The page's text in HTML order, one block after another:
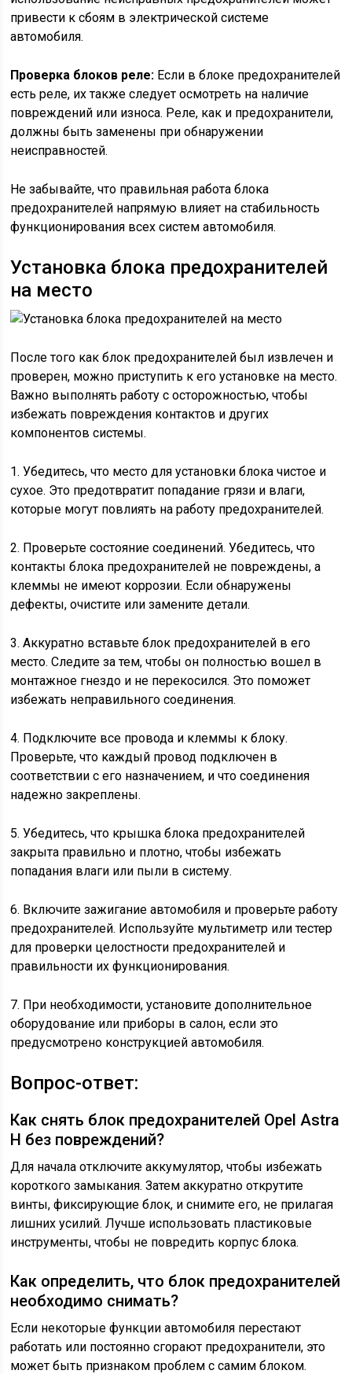
привести к сбоям в электрической системе
автомобиля.
Проверка блоков реле: Если в блоке предохранителей
есть реле, их также следует осмотреть на наличие
повреждений или износа. Реле, как и предохранители,
должны быть заменены при обнаружении
неисправностей.
Не забывайте, что правильная работа блока
предохранителей напрямую влияет на стабильность
функционирования всех систем автомобиля.
Установка блока предохранителей
на место
После того как блок предохранителей был извлечен и
проверен, можно приступить к его установке на место.
Важно выполнять работу с осторожностью, чтобы
избежать повреждения контактов и других
компонентов системы.
1. Убедитесь, что место для установки блока чистое и
сухое. Это предотвратит попадание грязи и влаги,
которые могут повлиять на работу предохранителей.
2. Проверьте состояние соединений. Убедитесь, что
контакты блока предохранителей не повреждены, а
клеммы не имеют коррозии. Если обнаружены
дефекты, очистите или замените детали.
3. Аккуратно вставьте блок предохранителей в его
место. Следите за тем, чтобы он полностью вошел в
монтажное гнездо и не перекосился. Это поможет
избежать неправильного соединения.
4. Подключите все провода и клеммы к блоку.
Проверьте, что каждый провод подключен в
соответствии с его назначением, и что соединения
надежно закреплены.
5. Убедитесь, что крышка блока предохранителей
закрыта правильно и плотно, чтобы избежать
попадания влаги или пыли в систему.
6. Включите зажигание автомобиля и проверьте работу
предохранителей. Используйте мультиметр или тестер
для проверки целостности предохранителей и
правильности их функционирования.
7. При необходимости, установите дополнительное
оборудование или приборы в салон, если это
предусмотрено конструкцией автомобиля.
Вопрос-ответ:
Как снять блок предохранителей Opel Astra
H без повреждений?
Для начала отключите аккумулятор, чтобы избежать
короткого замыкания. Затем аккуратно открутите
винты, фиксирующие блок, и снимите его, не прилагая
лишних усилий. Лучше использовать пластиковые
инструменты, чтобы не повредить корпус блока.
Как определить, что блок предохранителей
необходимо снимать?
Если некоторые функции автомобиля перестают
работать или постоянно сгорают предохранители, это
может быть признаком проблем с самим блоком.